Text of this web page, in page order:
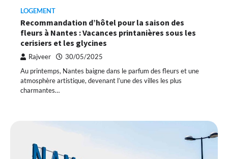
LOGEMENT
Recommandation d’hôtel pour la saison des
fleurs à Nantes : Vacances printanières sous les
cerisiers et les glycines
Rajveer 30/05/2025
Au printemps, Nantes baigne dans le parfum des fleurs et une
atmosphère artistique, devenant l’une des villes les plus
charmantes…